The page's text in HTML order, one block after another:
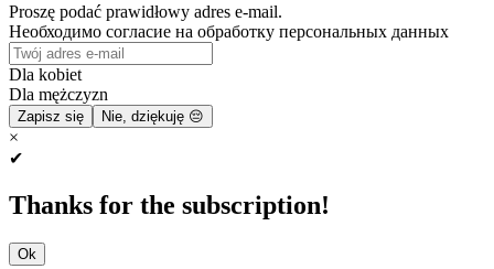
Proszę podać prawidłowy adres e-mail.
Необходимо согласие на обработку персональных данных
Dla kobiet
Dla mężczyzn
Zapisz się Nie, dziękuję 😔
×
✔
Thanks for the subscription!
Ok